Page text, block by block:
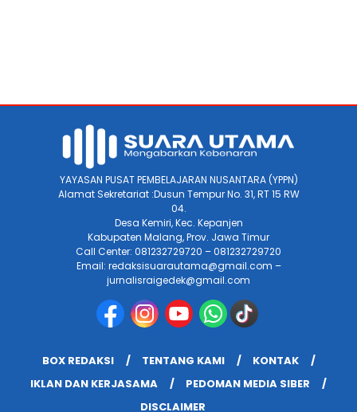
YAYASAN PUSAT PEMBELAJARAN NUSANTARA (YPPN)
Alamat Sekretariat :Dusun Tempur No. 31, RT 15 RW
04.
Desa Kemiri, Kec. Kepanjen
Kabupaten Malang, Prov. Jawa Timur
Call Center: 081232729720 – 081232729720
Email: redaksisuarautama@gmail.com –
jurnalisraigedek@gmail.com
BOX REDAKSI TENTANG KAMI
KONTAK
IKLAN DAN KERJASAMA
PEDOMAN MEDIA SIBER
DISCLAIMER